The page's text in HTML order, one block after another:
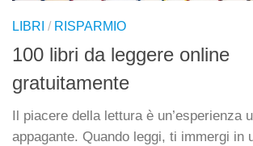
LIBRI / RISPARMIO
100 libri da leggere online
gratuitamente
Il piacere della lettura è un’esperienza
appagante. Quando leggi, ti immergi in